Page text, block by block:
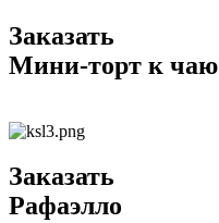
Заказать
Мини-торт к чаю
Заказать
Рафаэлло